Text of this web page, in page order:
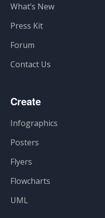
What’s New
Press Kit
Forum
Contact Us
Create
Infographics
Posters
Flyers
Flowcharts
UML